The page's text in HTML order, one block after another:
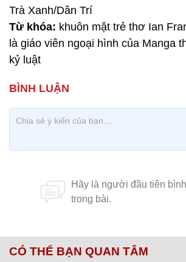
Trà Xanh/Dân Trí
Từ khóa: khuôn mặt trẻ thơ Ian
là giáo viên ngoại hình của Manga
kỷ luật
CÓ THỂ BẠN QUAN TÂM